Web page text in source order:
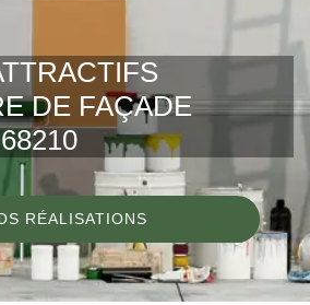
DE FAÇADE
RÉALISATIONS